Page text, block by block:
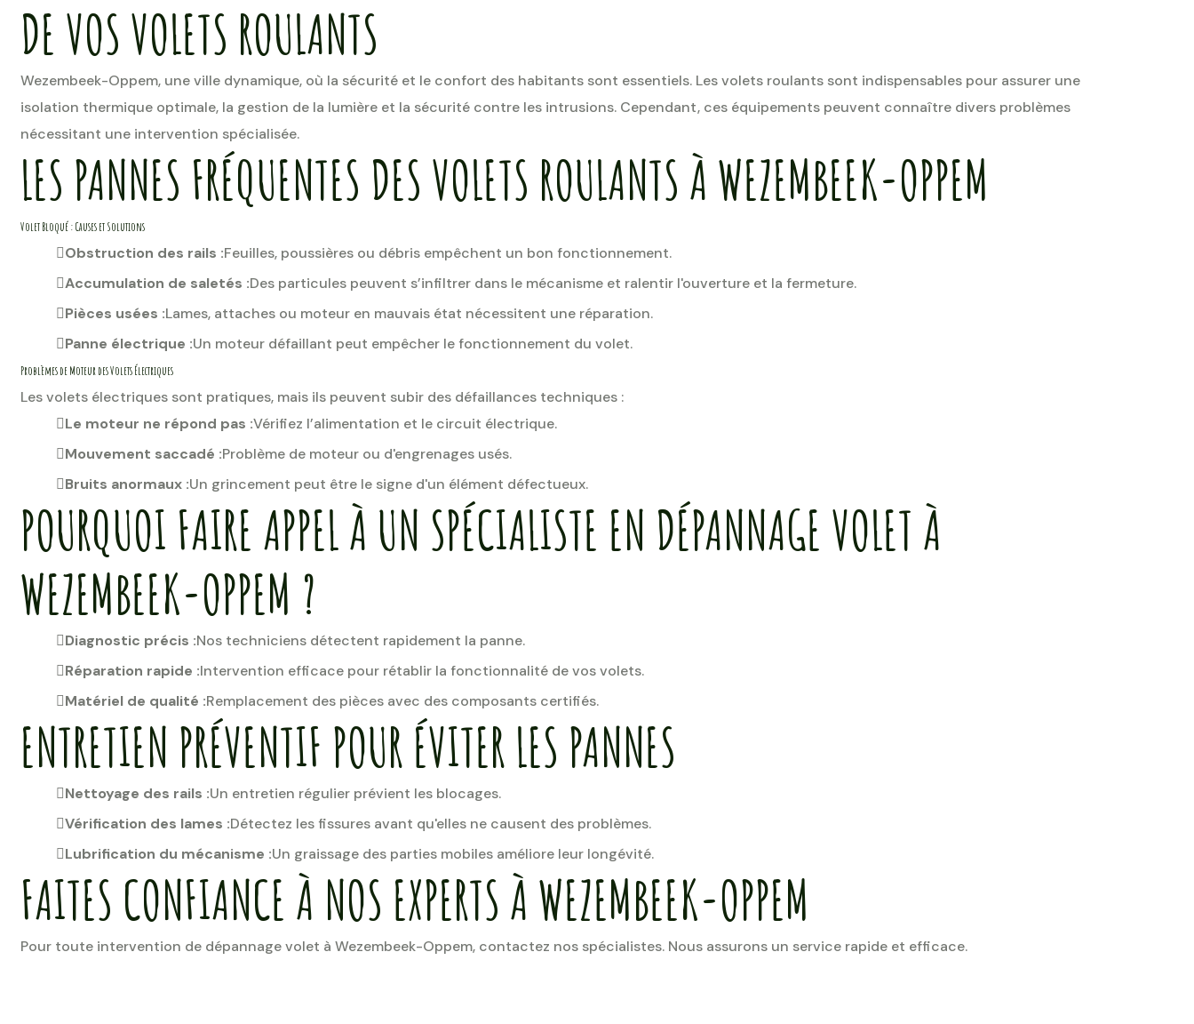
DE VOS VOLETS ROULANTS
Wezembeek-Oppem, une ville dynamique, où la sécurité et le confort des habitants sont essentiels. Les volets roulants sont indispensables pour assurer une
isolation thermique optimale, la gestion de la lumière et la sécurité contre les intrusions. Cependant, ces équipements peuvent connaître divers problèmes
nécessitant une intervention spécialisée.
LES PANNES FRÉQUENTES DES VOLETS ROULANTS À WEZEMBEEK-OPPEM
Volet Bloqué : Causes et Solutions
Obstruction des rails :Feuilles, poussières ou débris empêchent un bon fonctionnement.
Accumulation de saletés :Des particules peuvent s’infiltrer dans le mécanisme et ralentir l'ouverture et la fermeture.
Pièces usées :Lames, attaches ou moteur en mauvais état nécessitent une réparation.
Panne électrique :Un moteur défaillant peut empêcher le fonctionnement du volet.
Problèmes de Moteur des Volets Électriques
Les volets électriques sont pratiques, mais ils peuvent subir des défaillances techniques :
Le moteur ne répond pas :Vérifiez l’alimentation et le circuit électrique.
Mouvement saccadé :Problème de moteur ou d'engrenages usés.
Bruits anormaux :Un grincement peut être le signe d'un élément défectueux.
POURQUOI FAIRE APPEL À UN SPÉCIALISTE EN DÉPANNAGE VOLET À
WEZEMBEEK-OPPEM ?
Diagnostic précis :Nos techniciens détectent rapidement la panne.
Réparation rapide :Intervention efficace pour rétablir la fonctionnalité de vos volets.
Matériel de qualité :Remplacement des pièces avec des composants certifiés.
ENTRETIEN PRÉVENTIF POUR ÉVITER LES PANNES
Nettoyage des rails :Un entretien régulier prévient les blocages.
Vérification des lames :Détectez les fissures avant qu'elles ne causent des problèmes.
Lubrification du mécanisme :Un graissage des parties mobiles améliore leur longévité.
FAITES CONFIANCE À NOS EXPERTS À WEZEMBEEK-OPPEM
Pour toute intervention de dépannage volet à Wezembeek-Oppem, contactez nos spécialistes. Nous assurons un service rapide et efficace.